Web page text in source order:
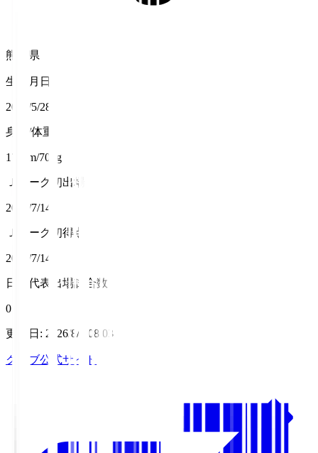
熊本県
生年月日
2001/5/28
身長/体重
175cm/70kg
Ｊリーグ初出場
2024/7/14
Ｊリーグ初得点
2024/7/14
日本代表出場試合数
0
更新日 : 2026/8/6 08:03
クラブ公式サイト